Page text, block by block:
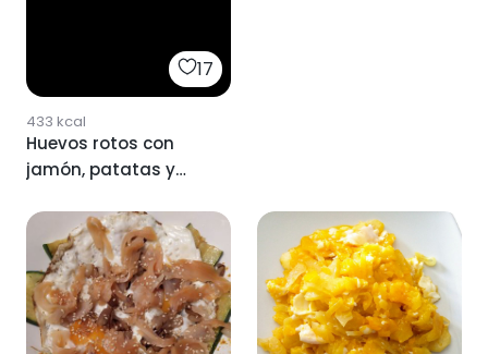
17
433 kcal
Huevos rotos con
jamón, patatas y